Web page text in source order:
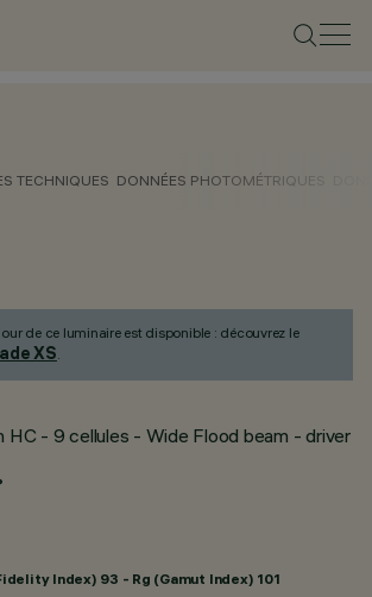
TECHNIQUES DONNÉES PHOTOMÉTRIQUES
de ce luminaire est disponible : découvrez le
XS.
HC - 9 cellules - Wide Flood beam - driver
Index) 93 - Rg (Gamut Index) 101